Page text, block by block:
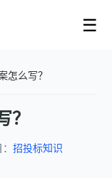
☰
怎么写？
？
招投标知识